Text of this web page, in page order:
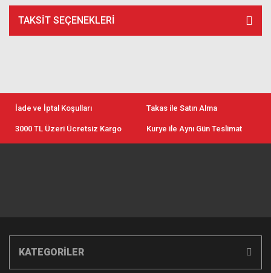
TAKSIT SEÇENEKLERI
İade ve İptal Koşulları Takas ile Satın Alma
3000 TL Üzeri Ücretsiz Kargo Kurye ile Aynı Gün Teslimat
KATEGORİLER